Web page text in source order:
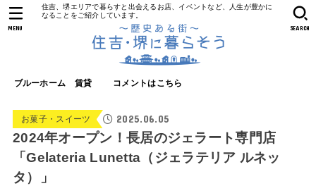
住吉、堺エリアで暮らすと出会えるお店、イベントなど、人生が豊かに
なることをご紹介しています。
ブルーホーム 賃貸 コメントはこちら
SEARCH
MENU
お菓子・スイーツ 2025.06.05
2024年オープン！長居のジェラート専門店
「Gelateria Lunetta（ジェラテリア ルネッ
タ）」